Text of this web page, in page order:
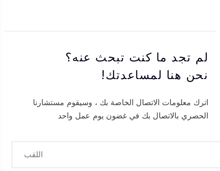
لم تجد ما كنت تبحث عنه؟
نحن هنا لمساعدتك!
اترك معلومات الاتصال الخاصة بك ، وسيقوم مستشارنا
الحصري بالاتصال بك في غضون يوم عمل واحد